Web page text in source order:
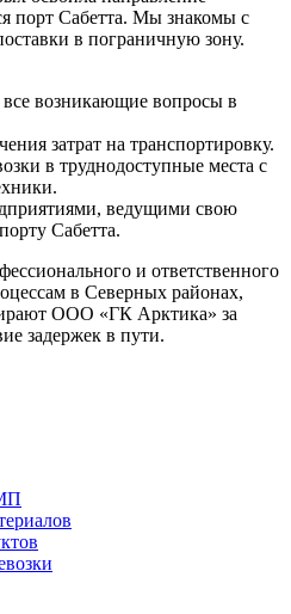
порт Сабетта. Мы знакомы с
в пограничную зону.
возникающие вопросы в
затрат на транспортировку.
в труднодоступные места с
ведущими свою
Сабетта.
и ответственного
в Северных районах,
ООО «ГК Арктика» за
задержек в пути.